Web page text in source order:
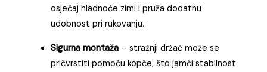
osjećaj hladnoće zimi i pruža dodatnu
udobnost pri rukovanju.
Sigurna montaža – stražnji držač može se
pričvrstiti pomoću kopče, što jamči stabilnost